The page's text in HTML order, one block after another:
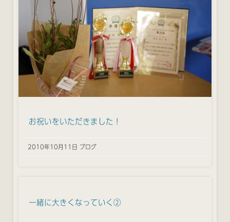
お祝いをいただきました！
2010年10月11日 ブログ
一緒に大きくなっていく②